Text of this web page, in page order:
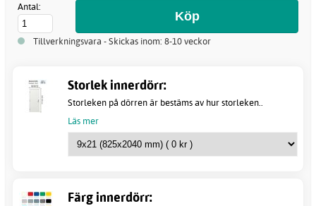
Antal:
Tillverkningsvara - Skickas inom: 8-10 veckor
Storlek innerdörr:
Storleken på dörren är bestäms av hur storleken..
Läs mer
Färg innerdörr: